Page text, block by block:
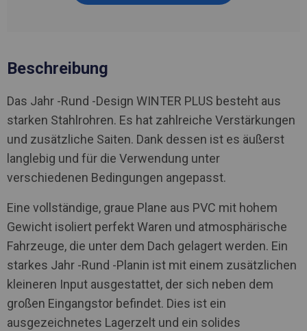
Beschreibung
Das Jahr -Rund -Design WINTER PLUS besteht aus
starken Stahlrohren. Es hat zahlreiche Verstärkungen
und zusätzliche Saiten. Dank dessen ist es äußerst
langlebig und für die Verwendung unter
verschiedenen Bedingungen angepasst.
Eine vollständige, graue Plane aus PVC mit hohem
Gewicht isoliert perfekt Waren und atmosphärische
Fahrzeuge, die unter dem Dach gelagert werden. Ein
starkes Jahr -Rund -Planin ist mit einem zusätzlichen
kleineren Input ausgestattet, der sich neben dem
großen Eingangstor befindet. Dies ist ein
ausgezeichnetes Lagerzelt und ein solides